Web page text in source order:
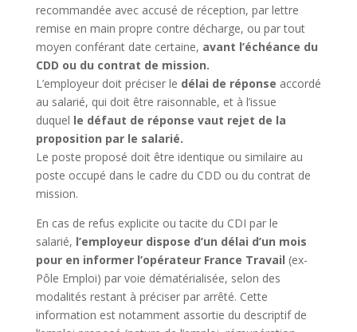
recommandée avec accusé de réception, par lettre
remise en main propre contre décharge, ou par tout
moyen conférant date certaine, avant l’échéance du
CDD ou du contrat de mission.
L’employeur doit préciser le délai de réponse accordé
au salarié, qui doit être raisonnable, et à l’issue
duquel le défaut de réponse vaut rejet de la
proposition par le salarié.
Le poste proposé doit être identique ou similaire au
poste occupé dans le cadre du CDD ou du contrat de
mission.
En cas de refus explicite ou tacite du CDI par le
salarié, l’employeur dispose d’un délai d’un mois
pour en informer l’opérateur France Travail (ex-
Pôle Emploi) par voie dématérialisée, selon des
modalités restant à préciser par arrêté. Cette
information est notamment assortie du descriptif de